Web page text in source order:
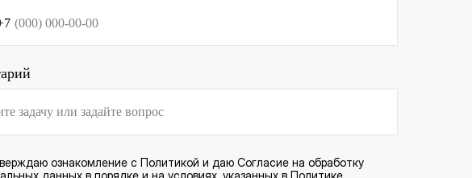
ознакомление с Политикой и даю Согласие на обработку
данных в порядке и на условиях, указанных в Политике